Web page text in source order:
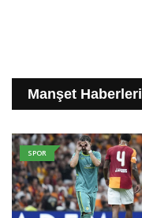
Manşet Haberleri
SPOR